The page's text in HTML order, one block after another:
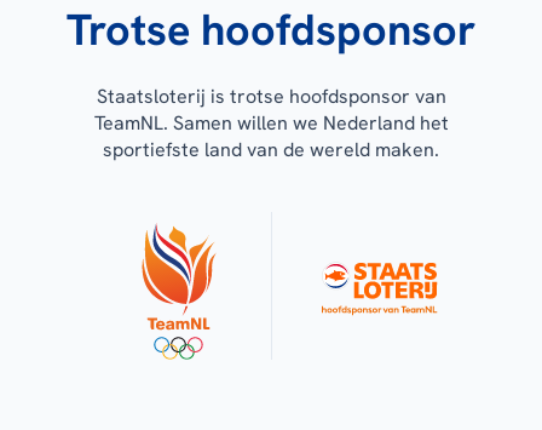
Trotse hoofdsponsor
Staatsloterij is trotse hoofdsponsor van
TeamNL. Samen willen we Nederland het
sportiefste land van de wereld maken.